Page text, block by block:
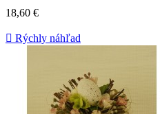
18,60 €
 Rýchly náhľad